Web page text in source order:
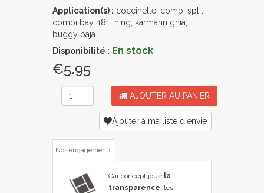
Application(s) : coccinelle, combi split,
combi bay, 181 thing, karmann ghia,
buggy baja
Disponibilité : En stock
€5.95
AJOUTER AU PANIER
Ajouter à ma liste d'envie
Nos engagements
Car concept joue la
transparence, les